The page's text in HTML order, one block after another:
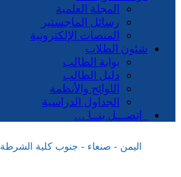
المجلة العلمية
رسائل الماجستير
المنصات الإلكترونية
شئون الطلاب
بوابة الطالب
دليل الطالب
اللوائح والأنظمة
الجداول الدراسية
إتصـــل بنــا …
اليمن - صنعاء - جنوب كلية الشرطة